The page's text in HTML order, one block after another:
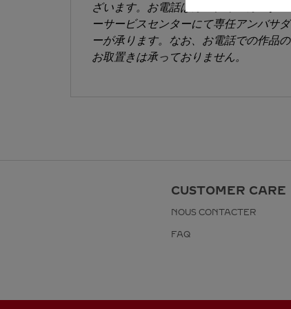
ざいます。お電話はカルティエカスタマ
ーサービスセンターにて専任アンバサダ
ーが承ります。なお、お電話での作品の
お取置きは承っておりません。
CUSTOMER CARE
NOUS CONTACTER
FAQ